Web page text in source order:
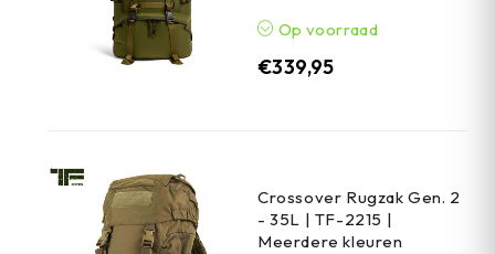
Op voorraad
€339,95
Crossover Rugzak Gen. 2
- 35L | TF-2215 |
Meerdere kleuren